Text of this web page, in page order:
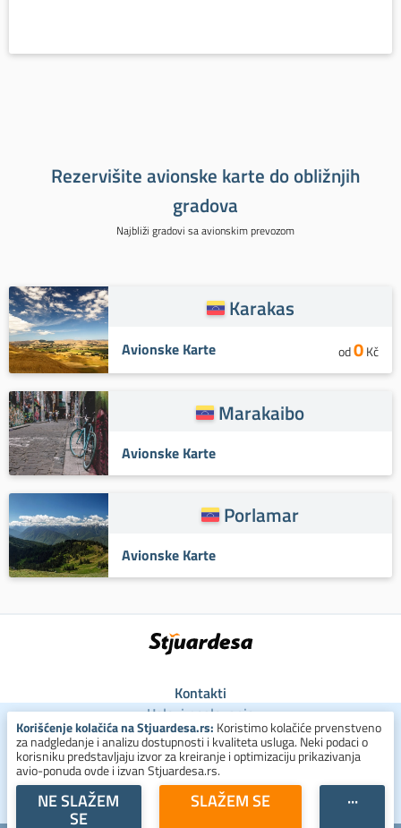
Rezervišite avionske karte do obližnjih
gradova
Najbliži gradovi sa avionskim prevozom
Karakas
Avionske Karte od0Kč
Marakaibo
Avionske Karte
Porlamar
Avionske Karte
Kontakti
Uslovi poslovanja
Uslovi za kolačiće
Zaštita ličnih podataka
+381 800 300 137
Korišćenje kolačića na Stjuardesa.rs: Koristimo kolačiće prvenstveno
za nadgledanje i analizu dostupnosti i kvaliteta usluga. Neki podaci o
korisniku predstavljaju izvor za kreiranje i optimizaciju prikazivanja
avio-ponuda ovde i izvan Stjuardesa.rs.
NE SLAŽEM
SE
SLAŽEM SE ···